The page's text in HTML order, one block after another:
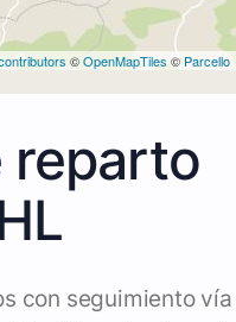
©OpenMapTiles © Parcello
reparto
con seguimiento vía